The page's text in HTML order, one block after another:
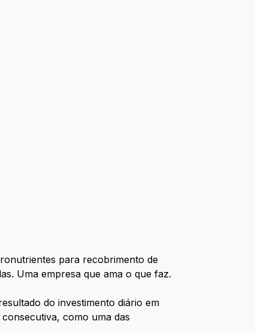
para recobrimento de
Uma empresa que ama o que faz.
do investimento diário em
como uma das